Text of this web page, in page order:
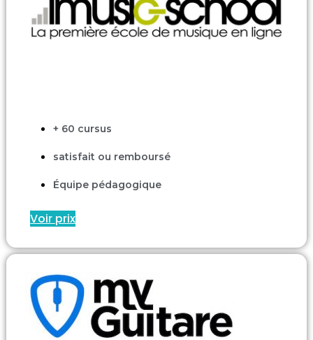
+ 60 cursus
satisfait ou remboursé
Équipe pédagogique
Voir prix